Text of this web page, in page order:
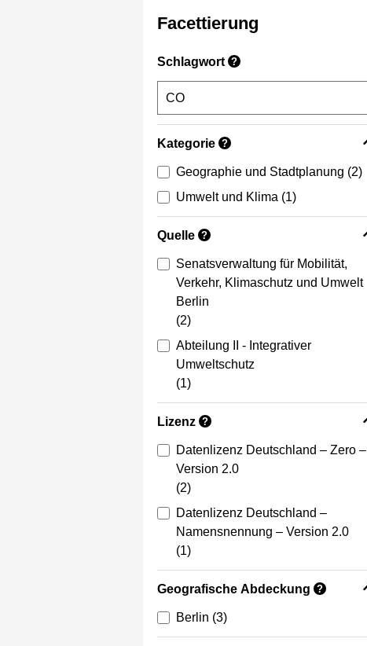
Facettierung
Schlagwort ?
Kategorie ?
Geographie und Stadtplanung (2)
Umwelt und Klima (1)
Quelle ?
Senatsverwaltung für Mobilität,
Verkehr, Klimaschutz und Umwelt
Berlin
(2)
Abteilung II - Integrativer
Umweltschutz
(1)
Lizenz ?
Datenlizenz Deutschland – Zero –
Version 2.0
(2)
Datenlizenz Deutschland –
Namensnennung – Version 2.0
(1)
Geografische Abdeckung ?
Berlin (3)